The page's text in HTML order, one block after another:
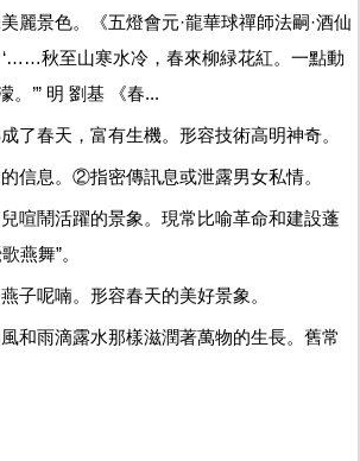
麗景色。《五燈會元·龍華球禪師法嗣·酒仙
‘……秋至山寒水冷，春來柳緑花紅。一點動
。’” 明 劉基 《春...
了春天，富有生機。形容技術高明神奇。
信息。②指密傳訊息或泄露男女私情。
喧鬧活躍的景象。現常比喻革命和建設蓬
燕舞”。
子呢喃。形容春天的美好景象。
和雨滴露水那樣滋潤著萬物的生長。舊常